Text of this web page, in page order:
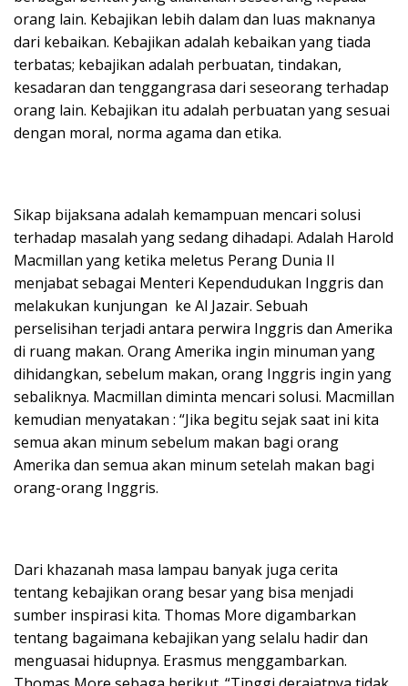
orang lain. Kebajikan lebih dalam dan luas maknanya
dari kebaikan. Kebajikan adalah kebaikan yang tiada
terbatas; kebajikan adalah perbuatan, tindakan,
kesadaran dan tenggangrasa dari seseorang terhadap
orang lain. Kebajikan itu adalah perbuatan yang sesuai
dengan moral, norma agama dan etika.
Sikap bijaksana adalah kemampuan mencari solusi
terhadap masalah yang sedang dihadapi. Adalah Harold
Macmillan yang ketika meletus Perang Dunia II
menjabat sebagai Menteri Kependudukan Inggris dan
melakukan kunjungan ke Al Jazair. Sebuah
perselisihan terjadi antara perwira Inggris dan Amerika
di ruang makan. Orang Amerika ingin minuman yang
dihidangkan, sebelum makan, orang Inggris ingin yang
sebaliknya. Macmillan diminta mencari solusi. Macmillan
kemudian menyatakan : “Jika begitu sejak saat ini kita
semua akan minum sebelum makan bagi orang
Amerika dan semua akan minum setelah makan bagi
orang-orang Inggris.
Dari khazanah masa lampau banyak juga cerita
tentang kebajikan orang besar yang bisa menjadi
sumber inspirasi kita. Thomas More digambarkan
tentang bagaimana kebajikan yang selalu hadir dan
menguasai hidupnya. Erasmus menggambarkan.